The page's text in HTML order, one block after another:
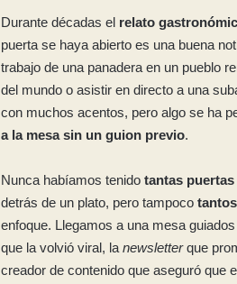
Durante décadas el relato
puerta se haya abierto es una buena
trabajo de una panadera en un pueblo
del mundo o asistir en directo a una
con muchos acentos, pero algo se ha
a la mesa sin un guion previo.
Nunca habíamos tenido tantas
detrás de un plato, pero tampoco
enfoque. Llegamos a una mesa
que la volvió viral, lanewsletterque
creador de contenido que aseguró que